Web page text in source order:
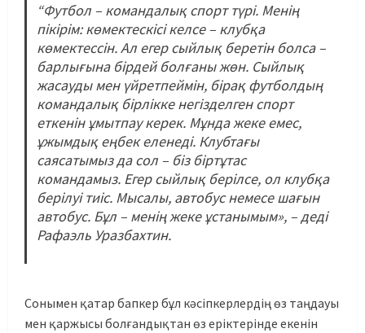
“Футбол – командалық спорт түрі. Менің
пікірім: көмектескісі келсе – клубқа
көмектессін. Ал егер сыйлық беретін болса –
барлығына бірдей болғаны жөн. Сыйлық
жасауды мен үйретпеймін, бірақ футболдың
командалық бірлікке негізделген спорт
еткенін ұмытпау керек. Мұнда жеке емес,
ұжымдық еңбек еленеді. Клубтағы
саясатымыз да сол – біз біртұтас
командамыз. Егер сыйлық берілсе, ол клубқа
берілуі тиіс. Мысалы, автобус немесе шағын
автобус. Бұл – менің жеке ұстанымым», – деді
Рафаэль Уразбахтин.
Сонымен қатар бапкер бұл кәсіпкерлердің өз таңдауы
мен қаржысы болғандықтан өз еріктерінде екенін